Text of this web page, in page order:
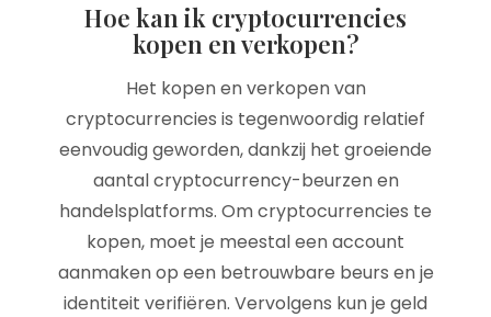
Hoe kan ik cryptocurrencies
kopen en verkopen?
Het kopen en verkopen van
cryptocurrencies is tegenwoordig relatief
eenvoudig geworden, dankzij het groeiende
aantal cryptocurrency-beurzen en
handelsplatforms. Om cryptocurrencies te
kopen, moet je meestal een account
aanmaken op een betrouwbare beurs en je
identiteit verifiëren. Vervolgens kun je geld